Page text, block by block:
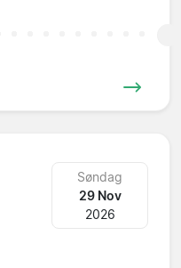
Søndag
29 Nov
2026